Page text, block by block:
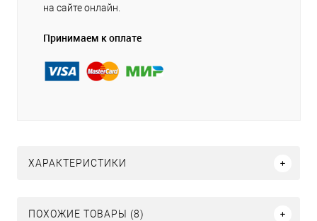
на сайте онлайн.
Принимаем к оплате
ХАРАКТЕРИСТИКИ
ПОХОЖИЕ ТОВАРЫ (8)